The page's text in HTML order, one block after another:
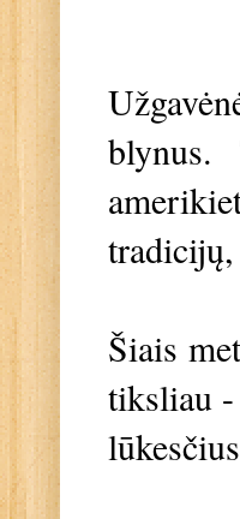
blynus.
Šiais
tiksliau